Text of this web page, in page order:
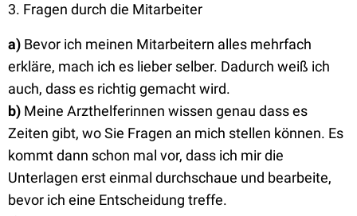
3. Fragen durch die Mitarbeiter
a) Bevor ich meinen Mitarbeitern alles mehrfach
erkläre, mach ich es lieber selber. Dadurch weiß ich
auch, dass es richtig gemacht wird.
b) Meine Arzthelferinnen wissen genau dass es
Zeiten gibt, wo Sie Fragen an mich stellen können. Es
kommt dann schon mal vor, dass ich mir die
Unterlagen erst einmal durchschaue und bearbeite,
bevor ich eine Entscheidung treffe.